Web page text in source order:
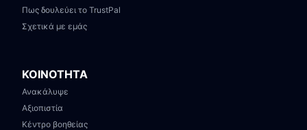
Πως δουλεύει το TrustPal
Σχετικά με εμάς
ΚΟΙΝΟΤΗΤΑ
Ανακάλυψε
Αξιοπιστία
Κέντρο βοηθείας